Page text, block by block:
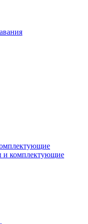
и комплектующие